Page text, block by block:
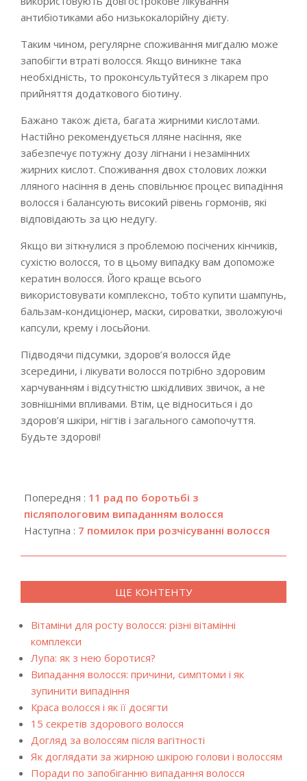
антибіотиками або низькокалорійну дієту.
Таким чином, регулярне споживання мигдалю може
запобігти втраті волосся. Якщо виникне така
необхідність, то проконсультуйтеся з лікарем про
прийняття додаткового біотину.
Бажано також дієта, багата жирними кислотами.
Настійно рекомендується лляне насіння, яке
забезпечує потужну дозу лігнани і незамінних
жирних кислот. Споживання двох столових ложки
лляного насіння в день сповільнює процес випадіння
волосся і балансують високий рівень гормонів, які
відповідають за цю недугу.
Якщо ви зіткнулися з проблемою посічених кінчиків,
сухістю волосся, то в цьому випадку вам допоможе
кератин волосся. Його краще всього
використовувати комплексно, тобто купити шампунь,
бальзам-кондиціонер, маски, сироватки, зволожуючі
капсули, крему і лосьйони.
Підводячи підсумки, здоров’я волосся йде
зсередини, і лікувати волосся потрібно здоровим
харчуванням і відсутністю шкідливих звичок, а не
зовнішніми впливами. Втім, це відноситься і до
здоров’я шкіри, нігтів і загального самопочуття.
Будьте здорові!
12-
17
Попередня : 11 рад по боротьбі з
післяпологовим випаданням волосся
Наступна : 7 помилок при розчісуванні волосся
ЩЕ КОНТЕНТУ
Вітаміни для росту волосся: різні вітамінні
комплекси
Лупа: як з нею боротися?
Випадання волосся: причини, симптоми і як
зупинити випадіння
Краса волосся і як її досягти
15 секретів здорового волосся
Догляд за волоссям після вагітності
Як доглядати за жирною шкірою голови і волоссям
Поради по запобіганню випадання волосся